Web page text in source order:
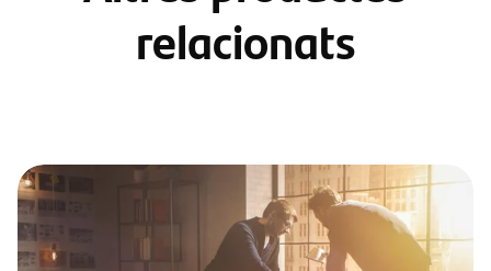
relacionats